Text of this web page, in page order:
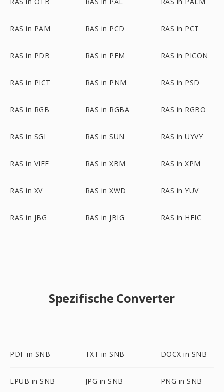
RAS in PAM RAS in PCD RAS in PCT
RAS in PDB RAS in PFM RAS in PICON
RAS in PICT RAS in PNM RAS in PSD
RAS in RGB RAS in RGBA RAS in RGBO
RAS in SGI RAS in SUN RAS in UYVY
RAS in VIFF RAS in XBM RAS in XPM
RAS in XV RAS in XWD RAS in YUV
RAS in JBG RAS in JBIG RAS in HEIC
Spezifische Converter
PDF in SNB TXT in SNB DOCX in SNB
EPUB in SNB JPG in SNB PNG in SNB